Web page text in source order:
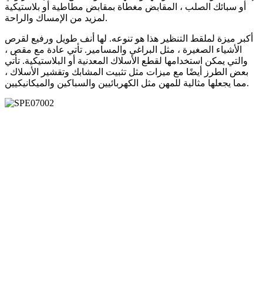
أو سبائك الصلب ، المقابض مغطاة بمقابض مطاطية أو بلاستيكية
لمزيد من الإمساك والراحة.
أكبر ميزة لملقط التنظير هذا هو تنوعه. لها أنف طويل ورفيع لقرص
الأشياء الصغيرة ، مثل البراغي والمسامير. تأتي عادة مع مقص ،
والتي يمكن استخدامها لقطع الأسلاك المعدنية أو البلاستيكية. تأتي
بعض الطرز أيضًا مع ميزات مثل تثبيت المشابك وتقشير الأسلاك ،
مما يجعلها مثالية للمهن مثل الكهربائيين والسباكين والميكانيكيين.